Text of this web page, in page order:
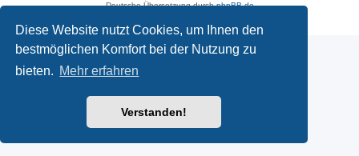
Diese Website nutzt Cookies, um Ihnen den
bestmöglichen Komfort bei der Nutzung zu
bieten. Mehr erfahren
Verstanden!
Deutsche Übersetzung durchphpBB.de